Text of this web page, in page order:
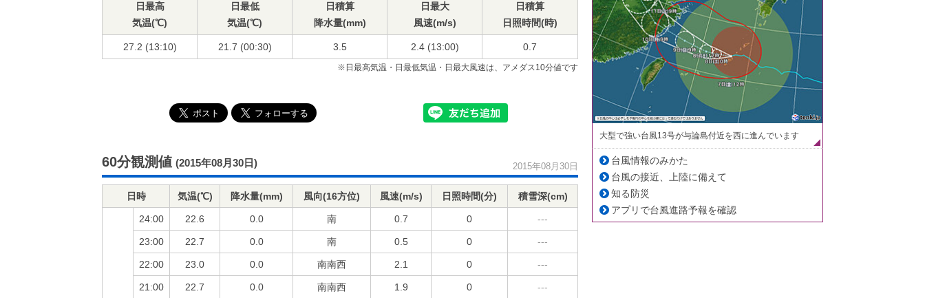
日最高
気温(℃)
日最低
気温(℃)
日積算
降水量(mm)
日最大
風速(m/s)
日積算
日照時間(時)
27.2 (13:10) 21.7 (00:30) 3.5 2.4 (13:00) 0.7
※日最高気温・日最低気温・日最大風速は、アメダス10分値です
60分観測値 (2015年08月30日) 2015年08月30日
日時 気温(℃) 降水量(mm) 風向(16方位) 風速(m/s) 日照時間(分) 積雪深(cm)
24:00 22.6 0.0 南 0.7 0 ---
23:00 22.7 0.0 南 0.5 0 ---
22:00 23.0 0.0 南南西 2.1 0 ---
21:00 22.7 0.0 南南西 1.9 0 ---
大型で強い台風13号が与論島付近を西に進んでいます
台風情報のみかた
台風の接近、上陸に備えて
知る防災
アプリで台風進路予報を確認